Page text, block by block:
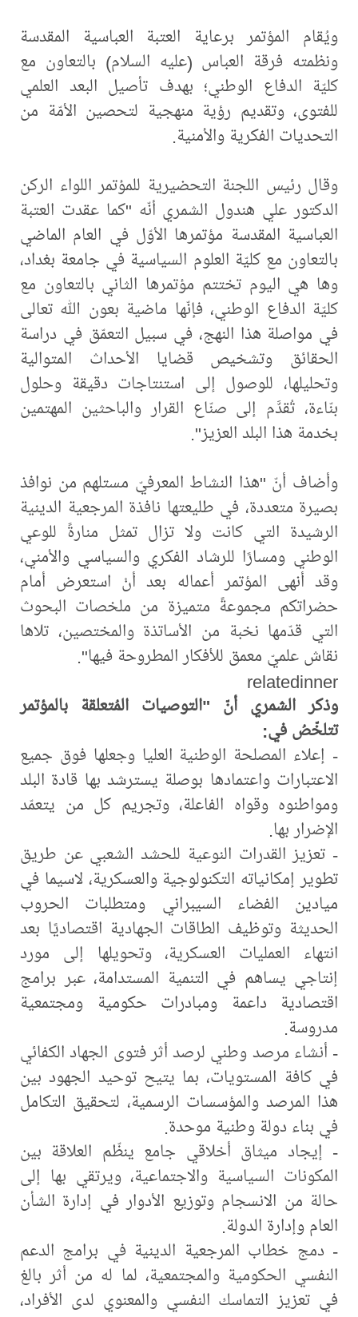
ويُقام المؤتمر برعاية العتبة العباسية المقدسة
ونظمته فرقة العباس (عليه السلام) بالتعاون مع
كليّة الدفاع الوطني؛ بهدف تأصيل البعد العلمي
للفتوى، وتقديم رؤية منهجية لتحصين الأمّة من
التحديات الفكرية والأمنية.
وقال رئيس اللجنة التحضيرية للمؤتمر اللواء الركن
الدكتور علي هندول الشمري أنّه "كما عقدت العتبة
العباسية المقدسة مؤتمرها الأوّل في العام الماضي
بالتعاون مع كليّة العلوم السياسية في جامعة بغداد،
وها هي اليوم تختتم مؤتمرها الثاني بالتعاون مع
كليّة الدفاع الوطني، فإنّها ماضية بعون اللّٰه تعالى
في مواصلة هذا النهج، في سبيل التعمّق في دراسة
الحقائق وتشخيص قضايا الأحداث المتوالية
وتحليلها، للوصول إلى استنتاجات دقيقة وحلول
بنّاءة، تُقدَّم إلى صنّاع القرار والباحثين المهتمين
بخدمة هذا البلد العزيز".
وأضاف أنّ "هذا النشاط المعرفيّ مستلهم من نوافذ
بصيرة متعددة، في طليعتها نافذة المرجعية الدينية
الرشيدة التي كانت ولا تزال تمثل منارةً للوعي
الوطني ومسارًا للرشاد الفكري والسياسي والأمني،
وقد أنهى المؤتمر أعماله بعد أنْ استعرض أمام
حضراتكم مجموعةً متميزة من ملخصات البحوث
التي قدّمها نخبة من الأساتذة والمختصين، تلاها
نقاش علميّ معمق للأفكار المطروحة فيها".
relatedinner
وذكر الشمري أنّ "التوصيات المُتعلقة بالمؤتمر
تتلخّصُ في:
- إعلاء المصلحة الوطنية العليا وجعلها فوق جميع
الاعتبارات واعتمادها بوصلة يسترشد بها قادة البلد
ومواطنوه وقواه الفاعلة، وتجريم كل من يتعمّد
الإضرار بها.
- تعزيز القدرات النوعية للحشد الشعبي عن طريق
تطوير إمكانياته التكنولوجية والعسكرية، لاسيما في
ميادين الفضاء السيبراني ومتطلبات الحروب
الحديثة وتوظيف الطاقات الجهادية اقتصاديًا بعد
انتهاء العمليات العسكرية، وتحويلها إلى مورد
إنتاجي يساهم في التنمية المستدامة، عبر برامج
اقتصادية داعمة ومبادرات حكومية ومجتمعية
مدروسة.
- أنشاء مرصد وطني لرصد أثر فتوى الجهاد الكفائي
في كافة المستويات، بما يتيح توحيد الجهود بين
هذا المرصد والمؤسسات الرسمية، لتحقيق التكامل
في بناء دولة وطنية موحدة.
- إيجاد ميثاق أخلاقي جامع ينظّم العلاقة بين
المكونات السياسية والاجتماعية، ويرتقي بها إلى
حالة من الانسجام وتوزيع الأدوار في إدارة الشأن
العام وإدارة الدولة.
- دمج خطاب المرجعية الدينية في برامج الدعم
النفسي الحكومية والمجتمعية، لما له من أثر بالغ
في تعزيز التماسك النفسي والمعنوي لدى الأفراد،